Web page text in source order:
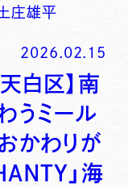
庄雄平
2026.02.15
白区】南
うミール
かわりが
」海